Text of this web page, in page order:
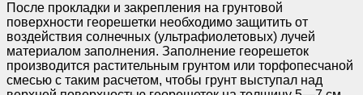
После прокладки и закрепления на грунтовой
поверхности георешетки необходимо защитить от
воздействия солнечных (ультрафиолетовых) лучей
материалом заполнения. Заполнение георешеток
производится растительным грунтом или торфопесчаной
смесью с таким расчетом, чтобы грунт выступал над